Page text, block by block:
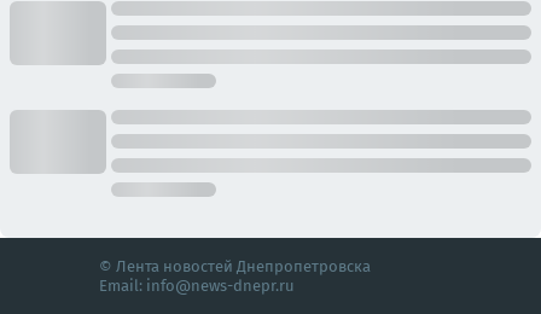
© Лента новостей Днепропетровска
Email: info@news-dnepr.ru